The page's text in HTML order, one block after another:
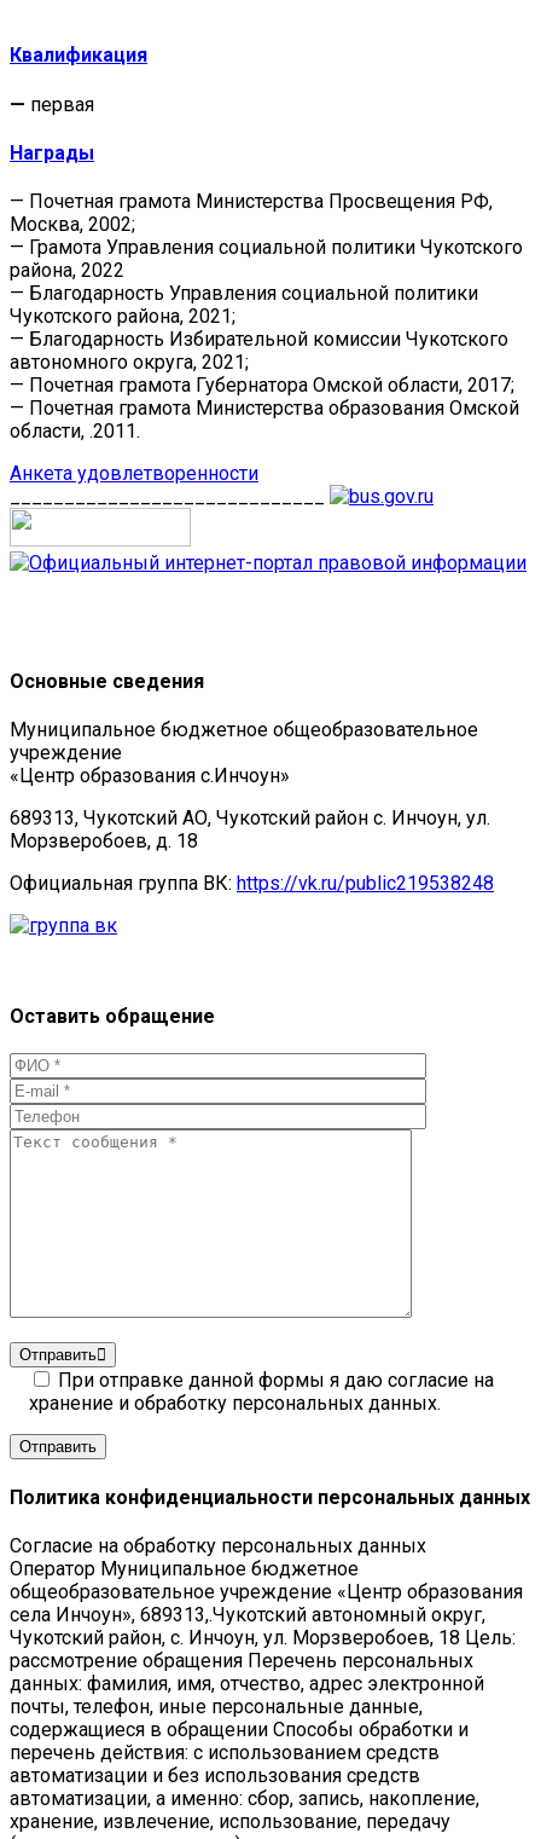
Квалификация
— первая
Награды
— Почетная грамота Министерства Просвещения РФ,
Москва, 2002;
— Грамота Управления социальной политики Чукотского
района, 2022
— Благодарность Управления социальной политики
Чукотского района, 2021;
— Благодарность Избирательной комиссии Чукотского
автономного округа, 2021;
— Почетная грамота Губернатора Омской области, 2017;
— Почетная грамота Министерства образования Омской
области, .2011.
Анкета удовлетворенности
Основные сведения
Муниципальное бюджетное общеобразовательное
учреждение
«Центр образования с.Инчоун»
689313, Чукотский АО, Чукотский район с. Инчоун, ул.
Морзверобоев, д. 18
Официальная группа ВК: https://vk.ru/public219538248
Оставить обращение
Отправить
При отправке данной формы я даю согласие на
хранение и обработку персональных данных.
Политика конфиденциальности персональных данных
Согласие на обработку персональных данных
Оператор Муниципальное бюджетное
общеобразовательное учреждение «Центр образования
села Инчоун», 689313,.Чукотский автономный округ,
Чукотский район, с. Инчоун, ул. Морзверобоев, 18 Цель:
рассмотрение обращения Перечень персональных
данных: фамилия, имя, отчество, адрес электронной
почты, телефон, иные персональные данные,
содержащиеся в обращении Способы обработки и
перечень действия: с использованием средств
автоматизации и без использования средств
автоматизации, а именно: сбор, запись, накопление,
хранение, извлечение, использование, передачу